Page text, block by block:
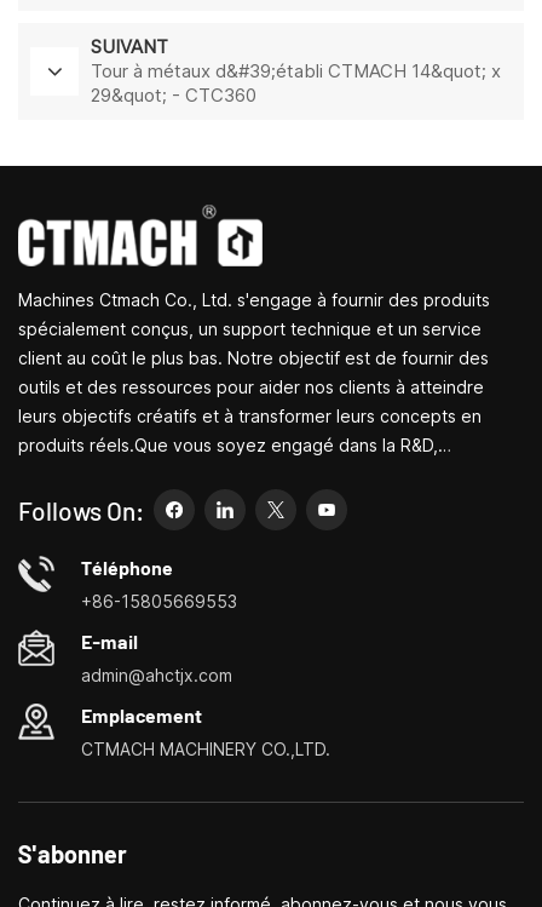
SUIVANT
Tour à métaux d&#39;établi CTMACH 14&quot; x
29&quot; - CTC360
Machines Ctmach Co., Ltd. s'engage à fournir des produits
spécialement conçus, un support technique et un service
client au coût le plus bas. Notre objectif est de fournir des
outils et des ressources pour aider nos clients à atteindre
leurs objectifs créatifs et à transformer leurs concepts en
produits réels.Que vous soyez engagé dans la R&D,
entrepreneur créatif, les petites machines-outils de Bite
peuvent vous permettre de répondre à vos besoins plus
facilement, plus rapidement et de manière plus
économique.Spécialisé dans les centres de personnalisation
les perceuses et fraiseuses domestiques, les petits
tournages, perçages et fraisages multifonctionnels
Follows On:
Téléphone
+86-15805669553
E-mail
admin@ahctjx.com
Emplacement
CTMACH MACHINERY CO.,LTD.
S'abonner